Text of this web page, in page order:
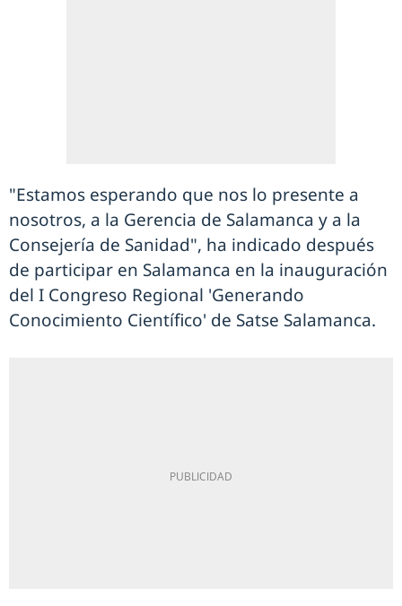
"Estamos esperando que nos lo presente a
nosotros, a la Gerencia de Salamanca y a la
Consejería de Sanidad", ha indicado después
de participar en Salamanca en la inauguración
del I Congreso Regional 'Generando
Conocimiento Científico' de Satse Salamanca.